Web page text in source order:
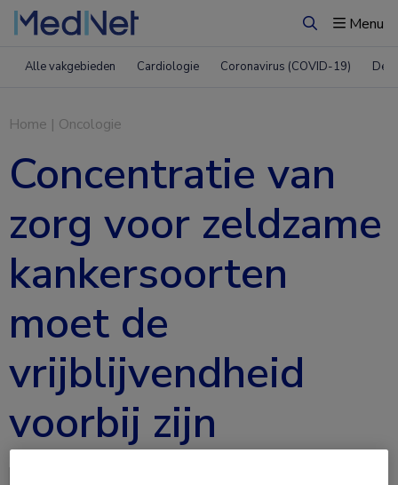
ZoekenMenu
Alle vakgebieden Cardiologie Coronavirus (COVID-19)
Home | Oncologie
Concentratie van
zorg voor zeldzame
kankersoorten
moet de
vrijblijvendheid
voorbij zijn